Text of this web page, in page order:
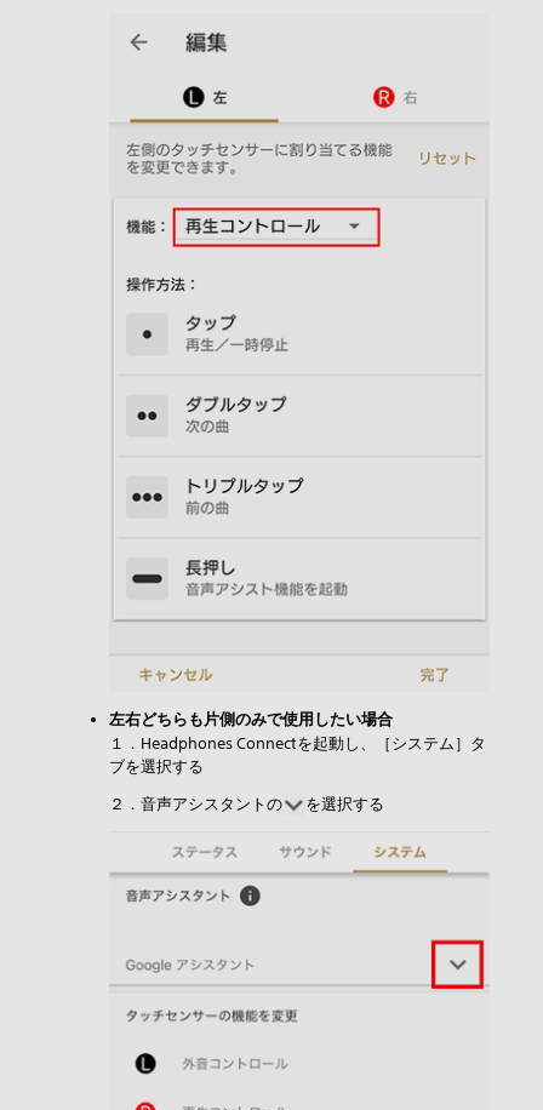
左右どちらも片側のみで使用したい場合
１．Headphones Connectを起動し、［システム］タ
ブを選択する
２．音声アシスタントの
を選択する